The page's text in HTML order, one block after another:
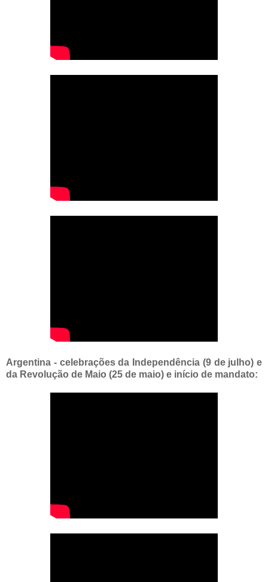
Argentina - celebrações da Independência (9 de julho) e
da Revolução de Maio (25 de maio) e início de mandato: